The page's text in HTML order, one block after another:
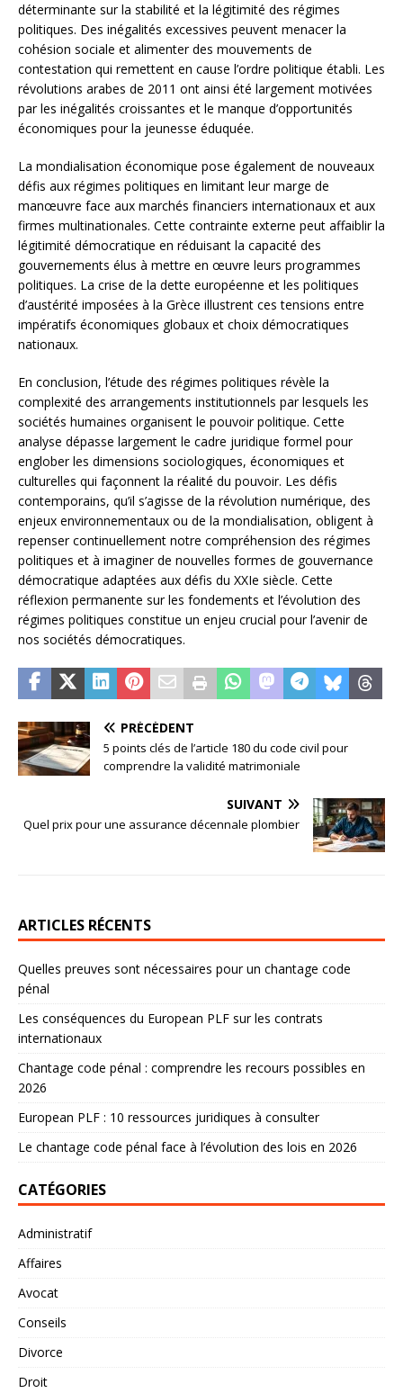
déterminante sur la stabilité et la légitimité des régimes
politiques. Des inégalités excessives peuvent menacer la
cohésion sociale et alimenter des mouvements de
contestation qui remettent en cause l’ordre politique établi. Les
révolutions arabes de 2011 ont ainsi été largement motivées
par les inégalités croissantes et le manque d’opportunités
économiques pour la jeunesse éduquée.
La mondialisation économique pose également de nouveaux
défis aux régimes politiques en limitant leur marge de
manœuvre face aux marchés financiers internationaux et aux
firmes multinationales. Cette contrainte externe peut affaiblir la
légitimité démocratique en réduisant la capacité des
gouvernements élus à mettre en œuvre leurs programmes
politiques. La crise de la dette européenne et les politiques
d’austérité imposées à la Grèce illustrent ces tensions entre
impératifs économiques globaux et choix démocratiques
nationaux.
En conclusion, l’étude des régimes politiques révèle la
complexité des arrangements institutionnels par lesquels les
sociétés humaines organisent le pouvoir politique. Cette
analyse dépasse largement le cadre juridique formel pour
englober les dimensions sociologiques, économiques et
culturelles qui façonnent la réalité du pouvoir. Les défis
contemporains, qu’il s’agisse de la révolution numérique, des
enjeux environnementaux ou de la mondialisation, obligent à
repenser continuellement notre compréhension des régimes
politiques et à imaginer de nouvelles formes de gouvernance
démocratique adaptées aux défis du XXIe siècle. Cette
réflexion permanente sur les fondements et l’évolution des
régimes politiques constitue un enjeu crucial pour l’avenir de
nos sociétés démocratiques.
PRÉCÉDENT
5 points clés de l’article 180 du code civil pour
comprendre la validité matrimoniale
SUIVANT
Quel prix pour une assurance décennale plombier
ARTICLES RÉCENTS
Quelles preuves sont nécessaires pour un chantage code
pénal
Les conséquences du European PLF sur les contrats
internationaux
Chantage code pénal : comprendre les recours possibles en
2026
European PLF : 10 ressources juridiques à consulter
Le chantage code pénal face à l’évolution des lois en 2026
CATÉGORIES
Administratif
Affaires
Avocat
Conseils
Divorce
Droit